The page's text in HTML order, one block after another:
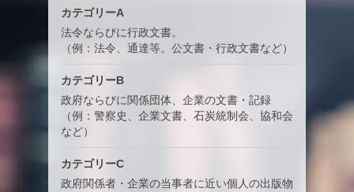
カテゴリーA
法令ならびに行政文書。
（例：法令、通達等。公文書・行政文書など）
カテゴリーB
政府ならびに関係団体、企業の文書・記録
（例：警察史、企業文書、石炭統制会、協和会
など）
カテゴリーC
政府関係者・企業の当事者に近い個人の出版物